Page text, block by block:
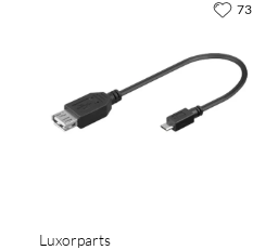
Luxorparts
73